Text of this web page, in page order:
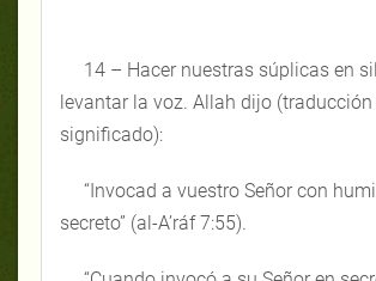
14 – Hacer nuestras súplicas en
levantar la voz. Allah dijo (traducción
significado):
“Invocad a vuestro Señor con
secreto” (al-A’ráf 7:55).